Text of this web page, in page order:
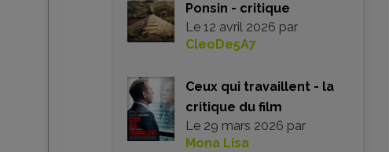
Ponsin - critique
Le 12 avril 2026 par
CleoDe5A7
Ceux qui travaillent - la
critique du film
Le 29 mars 2026 par
Mona Lisa